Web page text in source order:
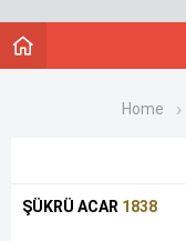
Home
ŞÜKRÜ ACAR 1838